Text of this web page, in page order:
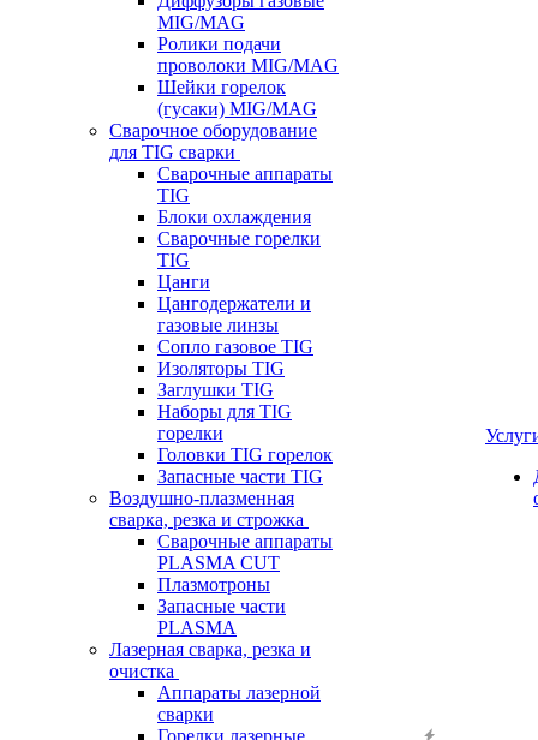
MIG/MAG
Ролики подачи
проволоки MIG/MAG
Шейки горелок
(гусаки) MIG/MAG
Сварочное оборудование
для TIG сварки
Сварочные аппараты
TIG
Блоки охлаждения
Сварочные горелки
TIG
Цанги
Цангодержатели и
газовые линзы
Сопло газовое TIG
Изоляторы TIG
Заглушки TIG
Наборы для TIG
горелки
Головки TIG горелок
Запасные части TIG
Воздушно-плазменная
сварка, резка и строжка
Сварочные аппараты
PLASMA CUT
Плазмотроны
Запасные части
PLASMA
Лазерная сварка, резка и
очистка
Аппараты лазерной
сварки
Горелки лазерные